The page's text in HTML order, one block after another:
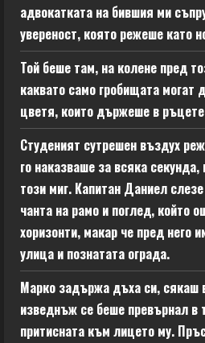
адвокатката на бившия ми
увереност, която режеше като
Той беше там, на колене пред
каквато само гробищата могат
цветя, които държеше в
Студеният сутрешен въздух
го наказваше за всяка
този миг. Капитан Даниел
чанта на рамо и поглед, който
хоризонти, макар че пред него
улица и познатата ограда.
Марко задържа дъха си, сякаш
изведнъж се беше превърнал в
притисната към лицето му.